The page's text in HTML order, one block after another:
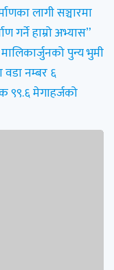
लागी सञ्चारमा
गर्ने हाम्रो अभ्यास”
पुन्य भुमी
नम्बर ६
९९.६ मेगाहर्जको